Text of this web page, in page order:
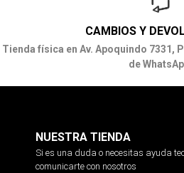
CAMBIOS Y
Tienda física en Av. Apoquindo 7331,
de
NUESTRA TIENDA
Si es una duda o necesitas ayuda
comunicarte con nosotros